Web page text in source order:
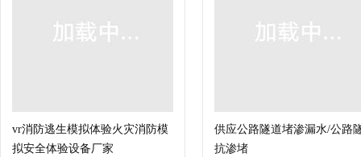
vr消防逃生模拟体验火灾消防模
拟安全体验设备厂家
供应公路隧道堵渗漏水/公路
抗渗堵